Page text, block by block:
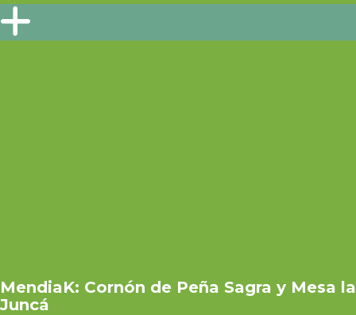
MendiaK: Cornón de Peña Sagra y Mesa la
Juncá